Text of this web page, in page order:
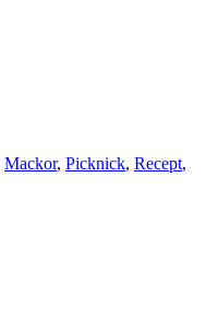
Mackor, Picknick, Recept,